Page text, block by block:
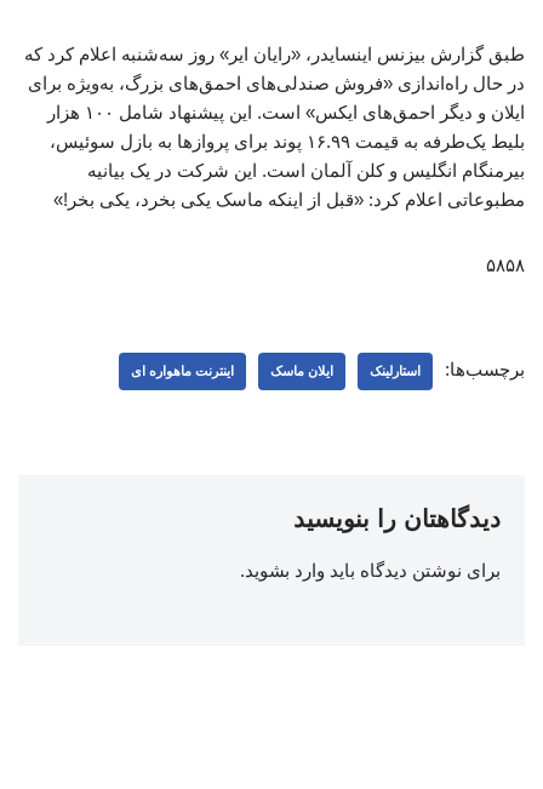
طبق گزارش بیزنس اینسایدر، «رایان ایر» روز سه‌شنبه اعلام کرد که
در حال راه‌اندازی «فروش صندلی‌های احمق‌های بزرگ، به‌ویژه برای
ایلان و دیگر احمق‌های ایکس» است. این پیشنهاد شامل ۱۰۰ هزار
بلیط یک‌طرفه به قیمت ۱۶.۹۹ پوند برای پروازها به بازل سوئیس،
بیرمنگام انگلیس و کلن آلمان است. این شرکت در یک بیانیه
مطبوعاتی اعلام کرد: «قبل از اینکه ماسک یکی بخرد، یکی بخر!»
۵۸۵۸
برچسب‌ها: استارلینک ایلان ماسک اینترنت ماهواره ای
دیدگاهتان را بنویسید
برای نوشتن دیدگاه باید وارد بشوید.